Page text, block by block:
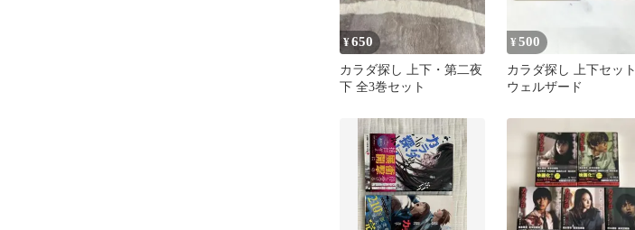
¥650
カラダ探し 上下・第二夜
下 全3巻セット
¥500
カラダ探し 上下セット
ウェルザード